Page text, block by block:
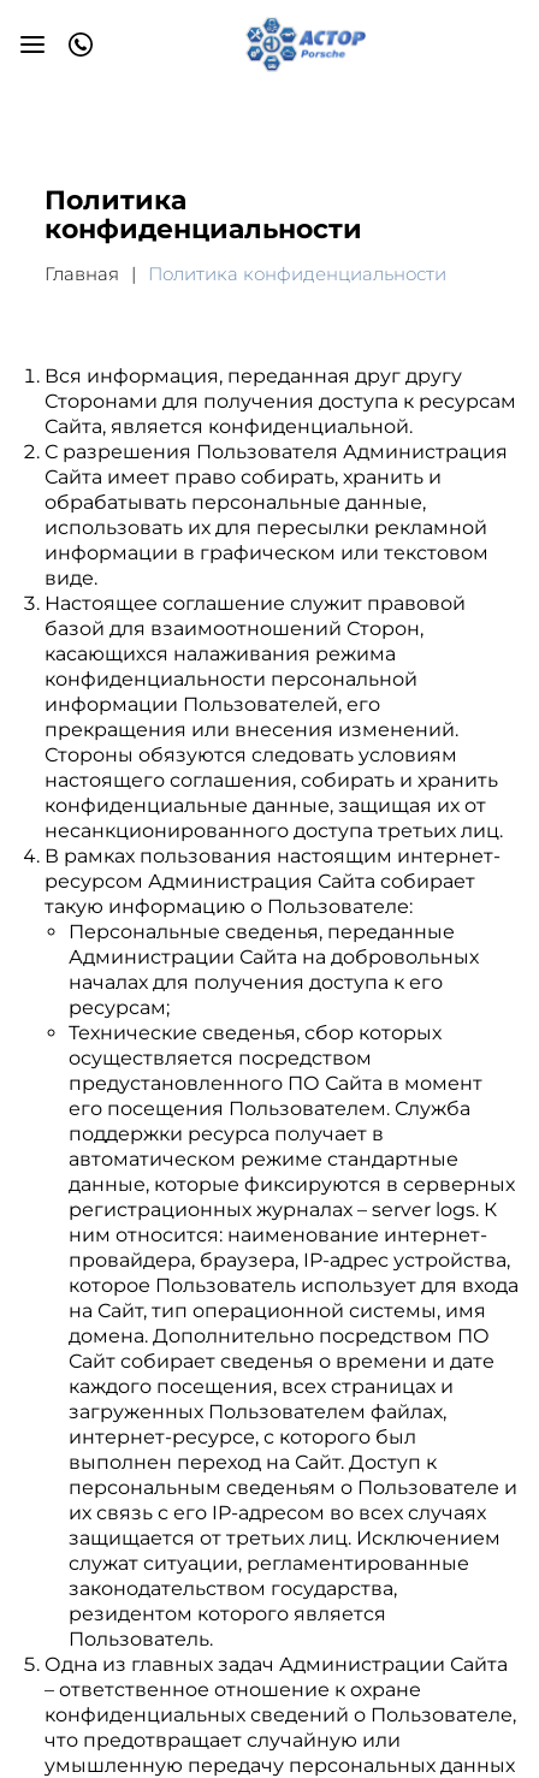
Политика
конфиденциальности
Главная Политика конфиденциальности
Вся информация, переданная друг другу
Сторонами для получения доступа к ресурсам
Сайта, является конфиденциальной.
С разрешения Пользователя Администрация
Сайта имеет право собирать, хранить и
обрабатывать персональные данные,
использовать их для пересылки рекламной
информации в графическом или текстовом
виде.
Настоящее соглашение служит правовой
базой для взаимоотношений Сторон,
касающихся налаживания режима
конфиденциальности персональной
информации Пользователей, его
прекращения или внесения изменений.
Стороны обязуются следовать условиям
настоящего соглашения, собирать и хранить
конфиденциальные данные, защищая их от
несанкционированного доступа третьих лиц.
В рамках пользования настоящим интернет-
ресурсом Администрация Сайта собирает
такую информацию о Пользователе:
Персональные сведенья, переданные
Администрации Сайта на добровольных
началах для получения доступа к его
ресурсам;
Технические сведенья, сбор которых
осуществляется посредством
предустановленного ПО Сайта в момент
его посещения Пользователем. Служба
поддержки ресурса получает в
автоматическом режиме стандартные
данные, которые фиксируются в серверных
регистрационных журналах – server logs. К
ним относится: наименование интернет-
провайдера, браузера, IP-адрес устройства,
которое Пользователь использует для входа
на Сайт, тип операционной системы, имя
домена. Дополнительно посредством ПО
Сайт собирает сведенья о времени и дате
каждого посещения, всех страницах и
загруженных Пользователем файлах,
интернет-ресурсе, с которого был
выполнен переход на Сайт. Доступ к
персональным сведеньям о Пользователе и
их связь с его IP-адресом во всех случаях
защищается от третьих лиц. Исключением
служат ситуации, регламентированные
законодательством государства,
резидентом которого является
Пользователь.
Одна из главных задач Администрации Сайта
– ответственное отношение к охране
конфиденциальных сведений о Пользователе,
что предотвращает случайную или
умышленную передачу персональных данных